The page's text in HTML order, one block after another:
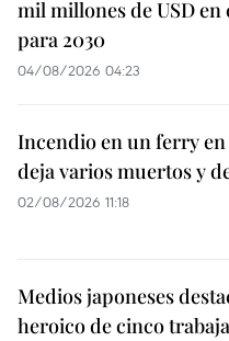
mil millones de USD
para 2030
04/08/2026 04:23
Incendio en un ferry
deja varios muertos y
02/08/2026 11:18
Medios japoneses
heroico de cinco